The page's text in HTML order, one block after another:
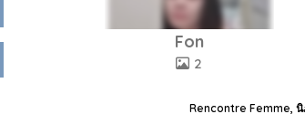
Fon
2
Rencontre Femme,